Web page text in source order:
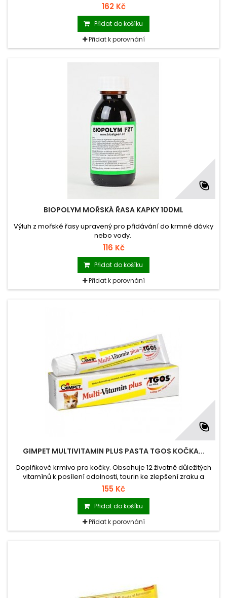
162 Kč
Přidat do košíku
Přidat k porovnání
BIOPOLYM MOŘSKÁ ŘASA KAPKY 100ML
Výluh z mořské řasy upravený pro přidávání do krmné dávky
nebo vody.
116 Kč
Přidat do košíku
Přidat k porovnání
GIMPET MULTIVITAMIN PLUS PASTA TGOS KOČKA...
Doplňkové krmivo pro kočky. Obsahuje 12 životně důležitých
vitamínů k posílení odolnosti, taurin ke zlepšení zraku a
srdeční činnosti, mléčné sacharidy s vysokým obsahem
TGOS - látky k posílení střevní flóry. Komplex účinných látek
zaručuje krásnou srst a zdravou kůži.
155 Kč
Přidat do košíku
Přidat k porovnání